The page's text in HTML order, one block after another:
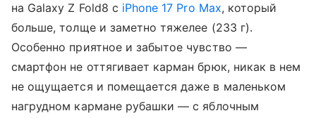
на Galaxy Z Fold8 с iPhone 17 Pro Max, который
больше, толще и заметно тяжелее (233 г).
Особенно приятное и забытое чувство —
смартфон не оттягивает карман брюк, никак в нем
не ощущается и помещается даже в маленьком
нагрудном кармане рубашки — с яблочным